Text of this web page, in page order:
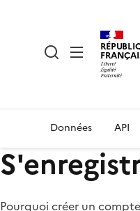
Données API
Pourquoi créer un